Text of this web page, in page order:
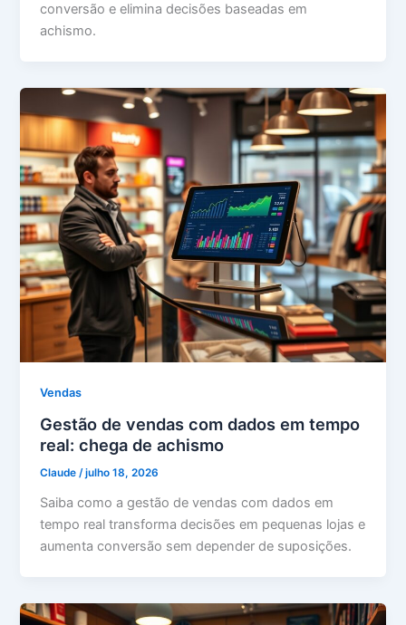
conversão e elimina decisões baseadas em
achismo.
Vendas
Gestão de vendas com dados em tempo
real: chega de achismo
Claude/julho 18, 2026
Saiba como a gestão de vendas com dados em
tempo real transforma decisões em pequenas lojas e
aumenta conversão sem depender de suposições.